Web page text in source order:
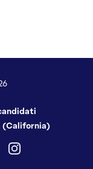
(California)